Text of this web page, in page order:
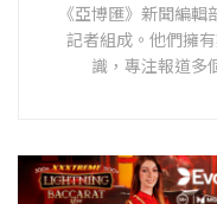
《亞博匯》新聞編
記者組成。他們擁
識，專注報道多